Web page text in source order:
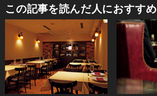
この記事を読んだ人におすすめ